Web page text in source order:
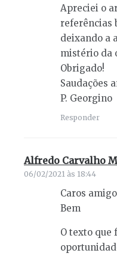
Apreciei o
referências
deixando a
mistério da
Obrigado!
Saudações
P. Georgino
Responder
Alfredo Carvalho
06/02/2021 às 18:44
Caros
Bem
O texto que